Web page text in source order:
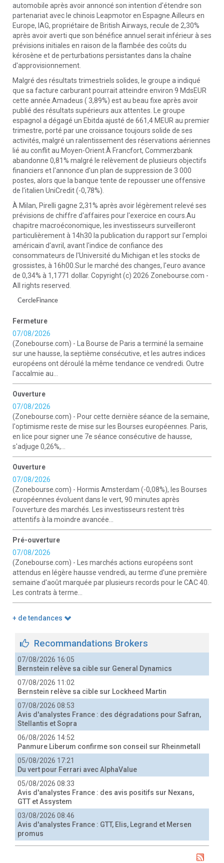
automobile après avoir annoncé son intention d'étendre son
partenariat avec le chinois Leapmotor en Espagne.Ailleurs en
Europe, IAG, propriétaire de British Airways, recule de 2,30%
après avoir averti que son bénéfice annuel serait inférieur à ses
prévisions initiales en raison de la flambée des coûts du
kérosène et de perturbations persistantes dans la chaîne
d'approvisionnement.
Malgré des résultats trimestriels solides, le groupe a indiqué
que sa facture carburant pourrait atteindre environ 9 MdsEUR
cette année.Amadeus ( 3,89%) est au beau fixe après avoir
publié des résultats supérieurs aux attentes. Le groupe
espagnol a dégagé un Ebitda ajusté de 661,4 MEUR au premier
trimestre, porté par une croissance toujours solide de ses
activités, malgré un ralentissement des réservations aériennes
lié au conflit au Moyen-Orient.À Francfort, Commerzbank
abandonne 0,81% malgré le relèvement de plusieurs objectifs
financiers et l'annonce d'un plan de suppression de 3 000
postes, alors que la banque tente de repousser une offensive
de l'italien UniCredit (-0,78%).
À Milan, Pirelli gagne 2,31% après avoir légèrement relevé ses
prévisions de chiffre d'affaires pour l'exercice en cours.Au
chapitre macroéconomique, les investisseurs surveilleront
particulièrement à 14h30 la publication du rapport sur l'emploi
américain d'avril, avant l'indice de confiance des
consommateurs de l'Université du Michigan et les stocks de
grossistes, à 16h00.Sur le marché des changes, l'euro avance
de 0,34% à 1,1771 dollar. Copyright (c) 2026 Zonebourse.com -
All rights reserved.
CercleFinance
Fermeture
07/08/2026
(Zonebourse.com) - La Bourse de Paris a terminé la semaine
sur une hausse, la septième consécutive, et les autres indices
européens ont déroulé la même tendance ce vendredi. Outre
l'accalmie au...
Ouverture
07/08/2026
(Zonebourse.com) - Pour cette dernière séance de la semaine,
l'optimisme reste de mise sur les Bourses européennes. Paris,
en lice pour signer une 7e séance consécutive de hausse,
s'adjuge 0,26%,...
Ouverture
07/08/2026
(Zonebourse.com) - Hormis Amsterdam (-0,08%), les Bourses
européennes évoluent dans le vert, 90 minutes après
l'ouverture des marchés. Les investisseurs restent très
attentifs à la moindre avancée...
Pré-ouverture
07/08/2026
(Zonebourse.com) - Les marchés actions européens sont
attendus en légère hausse vendredi, au terme d'une première
semaine d'août marquée par plusieurs records pour le CAC 40.
Les contrats à terme...
+ de tendances
Recommandations Brokers
07/08/2026 16:05
Bernstein relève sa cible sur General Dynamics
07/08/2026 11:02
Bernstein relève sa cible sur Lockheed Martin
07/08/2026 08:53
Avis d'analystes France : des dégradations pour Safran,
Stellantis et Sopra
06/08/2026 14:52
Panmure Liberum confirme son conseil sur Rheinmetall
05/08/2026 17:21
Du vert pour Ferrari avec AlphaValue
05/08/2026 08:33
Avis d'analystes France : des avis positifs sur Nexans,
GTT et Assystem
03/08/2026 08:46
Avis d'analystes France : GTT, Elis, Legrand et Mersen
promus